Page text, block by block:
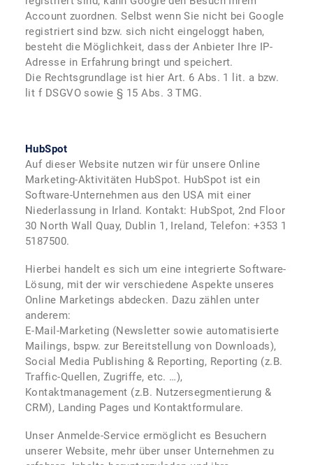
Account zuordnen. Selbst wenn Sie nicht bei Google
registriert sind bzw. sich nicht eingeloggt haben,
besteht die Möglichkeit, dass der Anbieter Ihre IP-
Adresse in Erfahrung bringt und speichert.
Die Rechtsgrundlage ist hier Art. 6 Abs. 1 lit. a bzw.
lit f DSGVO sowie § 15 Abs. 3 TMG.
HubSpot
Auf dieser Website nutzen wir für unsere Online
Marketing-Aktivitäten HubSpot. HubSpot ist ein
Software-Unternehmen aus den USA mit einer
Niederlassung in Irland. Kontakt: HubSpot, 2nd Floor
30 North Wall Quay, Dublin 1, Ireland, Telefon: +353 1
5187500.
Hierbei handelt es sich um eine integrierte Software-
Lösung, mit der wir verschiedene Aspekte unseres
Online Marketings abdecken. Dazu zählen unter
anderem:
E-Mail-Marketing (Newsletter sowie automatisierte
Mailings, bspw. zur Bereitstellung von Downloads),
Social Media Publishing & Reporting, Reporting (z.B.
Traffic-Quellen, Zugriffe, etc. …),
Kontaktmanagement (z.B. Nutzersegmentierung &
CRM), Landing Pages und Kontaktformulare.
Unser Anmelde-Service ermöglicht es Besuchern
unserer Website, mehr über unser Unternehmen zu